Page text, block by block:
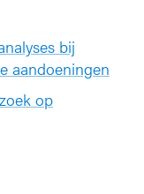
bij
aandoeningen
op